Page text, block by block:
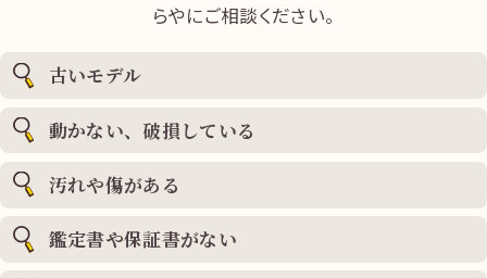
らやにご相談ください。
古いモデル
動かない、破損している
汚れや傷がある
鑑定書や保証書がない